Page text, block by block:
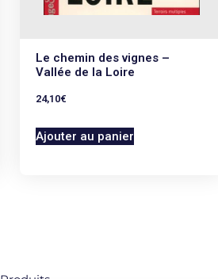
Le chemin des vignes –
Vallée de la Loire
24,10€
Ajouter au panier